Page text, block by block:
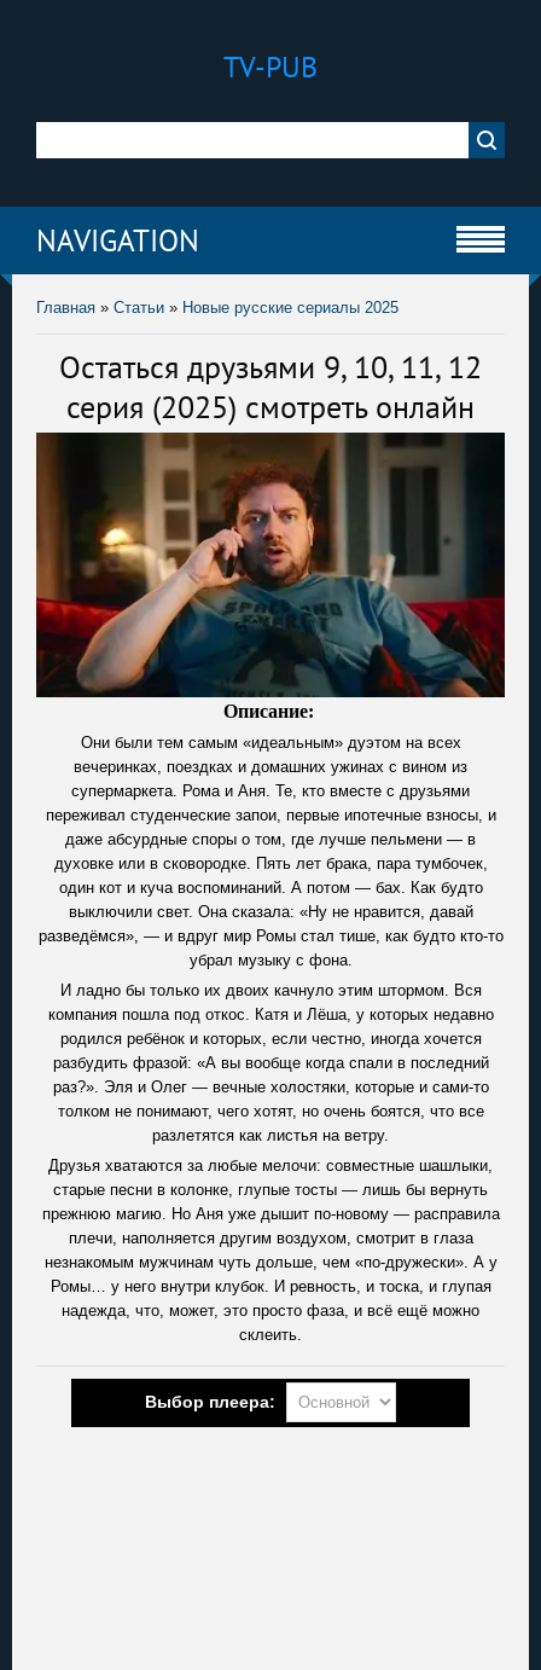
TV-PUB
NAVIGATION
Главная » Статьи » Новые русские сериалы 2025
Остаться друзьями 9, 10, 11, 12
серия (2025) смотреть онлайн
Описание:
Они были тем самым «идеальным» дуэтом на всех
вечеринках, поездках и домашних ужинах с вином из
супермаркета. Рома и Аня. Те, кто вместе с друзьями
переживал студенческие запои, первые ипотечные взносы, и
даже абсурдные споры о том, где лучше пельмени — в
духовке или в сковородке. Пять лет брака, пара тумбочек,
один кот и куча воспоминаний. А потом — бах. Как будто
выключили свет. Она сказала: «Ну не нравится, давай
разведёмся», — и вдруг мир Ромы стал тише, как будто кто-то
убрал музыку с фона.
И ладно бы только их двоих качнуло этим штормом. Вся
компания пошла под откос. Катя и Лёша, у которых недавно
родился ребёнок и которых, если честно, иногда хочется
разбудить фразой: «А вы вообще когда спали в последний
раз?». Эля и Олег — вечные холостяки, которые и сами-то
толком не понимают, чего хотят, но очень боятся, что все
разлетятся как листья на ветру.
Друзья хватаются за любые мелочи: совместные шашлыки,
старые песни в колонке, глупые тосты — лишь бы вернуть
прежнюю магию. Но Аня уже дышит по-новому — расправила
плечи, наполняется другим воздухом, смотрит в глаза
незнакомым мужчинам чуть дольше, чем «по-дружески». А у
Ромы… у него внутри клубок. И ревность, и тоска, и глупая
надежда, что, может, это просто фаза, и всё ещё можно
склеить.
Выбор плеера: